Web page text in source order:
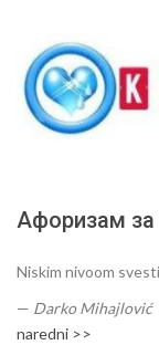
Афоризам за
Niskim nivoom
— Darko Mihajlović
naredni >>